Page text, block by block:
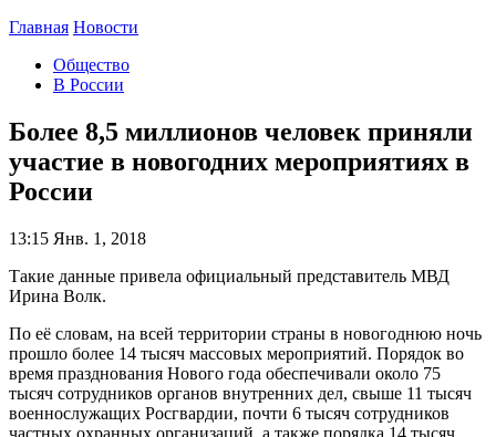
Главная Новости
Общество
В России
Более 8,5 миллионов человек приняли
участие в новогодних мероприятиях в
России
13:15 Янв. 1, 2018
Такие данные привела официальный представитель МВД
Ирина Волк.
По её словам, на всей территории страны в новогоднюю ночь
прошло более 14 тысяч массовых мероприятий. Порядок во
время празднования Нового года обеспечивали около 75
тысяч сотрудников органов внутренних дел, свыше 11 тысяч
военнослужащих Росгвардии, почти 6 тысяч сотрудников
частных охранных организаций, а также порядка 14 тысяч